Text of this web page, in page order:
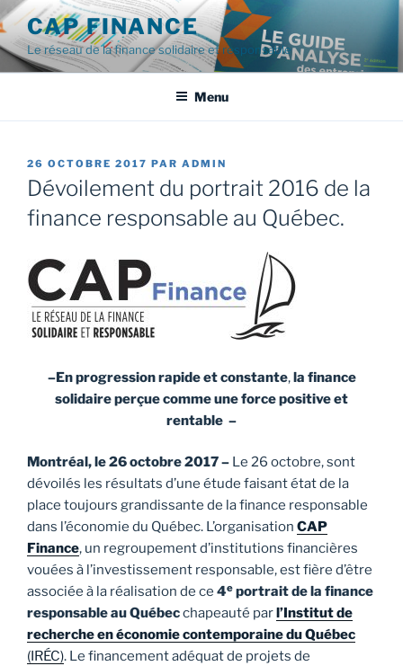
Aller
au
contenu
CAP FINANCE
Le réseau de la finance solidaire et responsable
Menu
PUBLIÉ
LE
26 OCTOBRE 2017 PAR ADMIN
Dévoilement du portrait 2016 de la
finance responsable au Québec.
–En progression rapide et constante,la finance
solidaire perçue commeune force positive et
rentable –
Montréal, le 26 octobre 2017– Le 26 octobre, sont
dévoilés les résultats d’une étude faisant état de la
place toujours grandissante de la finance responsable
dans l’économie du Québec. L’organisation CAP
Finance, un regroupement d’institutions financières
vouées à l’investissement responsable, est fière d’être
associée à la réalisation de ce 4e portraitde la finance
responsable au Québecchapeauté parl’Institut de
recherche en économie contemporaine du Québec
(IRÉC). Le financement adéquat de projets de